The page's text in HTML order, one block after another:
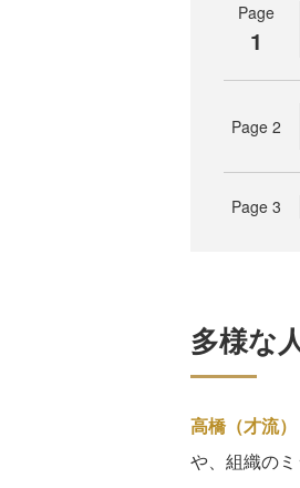
Page
1
Page 2
Page 3
多様な
高橋（才流）
や、組織の